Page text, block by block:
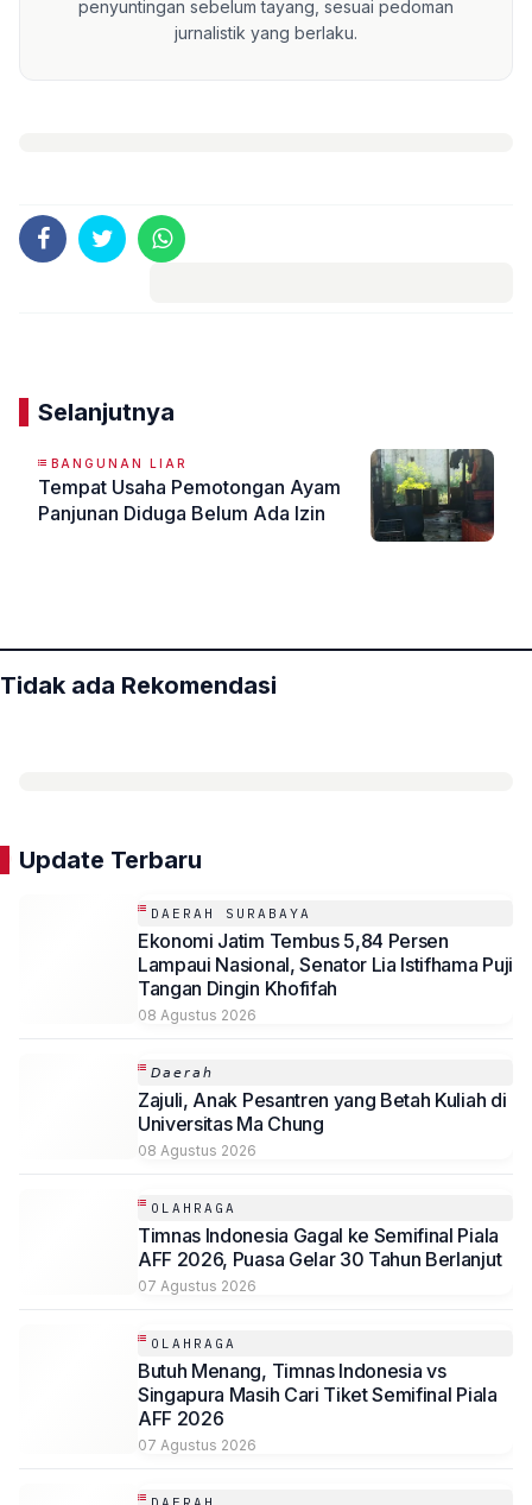
penyuntingan sebelum tayang, sesuai pedoman
jurnalistik yang berlaku.
Selanjutnya
BANGUNAN LIAR
Tempat Usaha Pemotongan Ayam
Panjunan Diduga Belum Ada Izin
Tidak ada Rekomendasi
Update Terbaru
DAERAH SURABAYA
Ekonomi Jatim Tembus 5,84 Persen
Lampaui Nasional, Senator Lia Istifhama Puji
Tangan Dingin Khofifah
08 Agustus 2026
𝘋𝘢𝘦𝘳𝘢𝘩
Zajuli, Anak Pesantren yang Betah Kuliah di
Universitas Ma Chung
08 Agustus 2026
OLAHRAGA
Timnas Indonesia Gagal ke Semifinal Piala
AFF 2026, Puasa Gelar 30 Tahun Berlanjut
07 Agustus 2026
OLAHRAGA
Butuh Menang, Timnas Indonesia vs
Singapura Masih Cari Tiket Semifinal Piala
AFF 2026
07 Agustus 2026